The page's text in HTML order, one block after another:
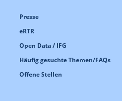
Presse
eRTR
Open Data / IFG
Häufig gesuchte Themen/FAQs
Offene Stellen